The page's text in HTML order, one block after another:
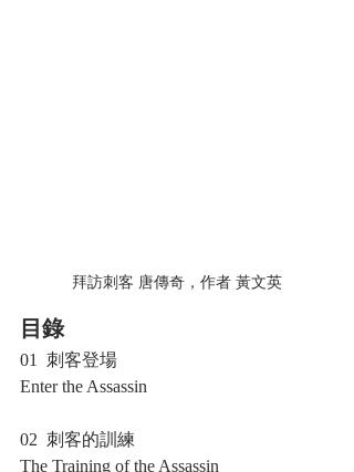
拜訪刺客 唐傳奇，作者 黃文英
目錄
01  刺客登場
Enter the Assassin
02  刺客的訓練
The Training of the Assassin